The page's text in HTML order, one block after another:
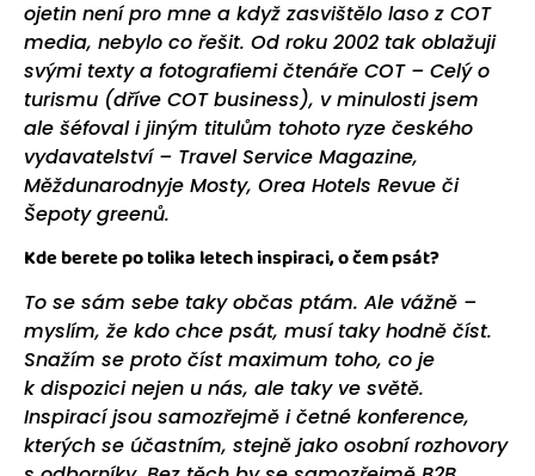
ojetin není pro mne a když zasvištělo laso z COT
media, nebylo co řešit. Od roku 2002 tak oblažuji
svými texty a fotografiemi čtenáře COT – Celý o
turismu (dříve COT business), v minulosti jsem
ale šéfoval i jiným titulům tohoto ryze českého
vydavatelství – Travel Service Magazine,
Měždunarodnyje Mosty, Orea Hotels Revue či
Šepoty greenů.
Kde berete po tolika letech inspiraci, o čem psát?
To se sám sebe taky občas ptám. Ale vážně –
myslím, že kdo chce psát, musí taky hodně číst.
Snažím se proto číst maximum toho, co je
k dispozici nejen u nás, ale taky ve světě.
Inspirací jsou samozřejmě i četné konference,
kterých se účastním, stejně jako osobní rozhovory